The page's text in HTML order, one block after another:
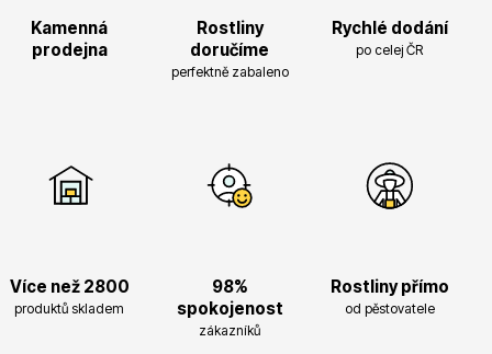
Kamenná
prodejna
Rostliny
doručíme
perfektně zabaleno
Rychlé dodání
po celej ČR
Více než 2800
produktů skladem
98%
spokojenost
zákazníků
Rostliny přímo
od pěstovatele